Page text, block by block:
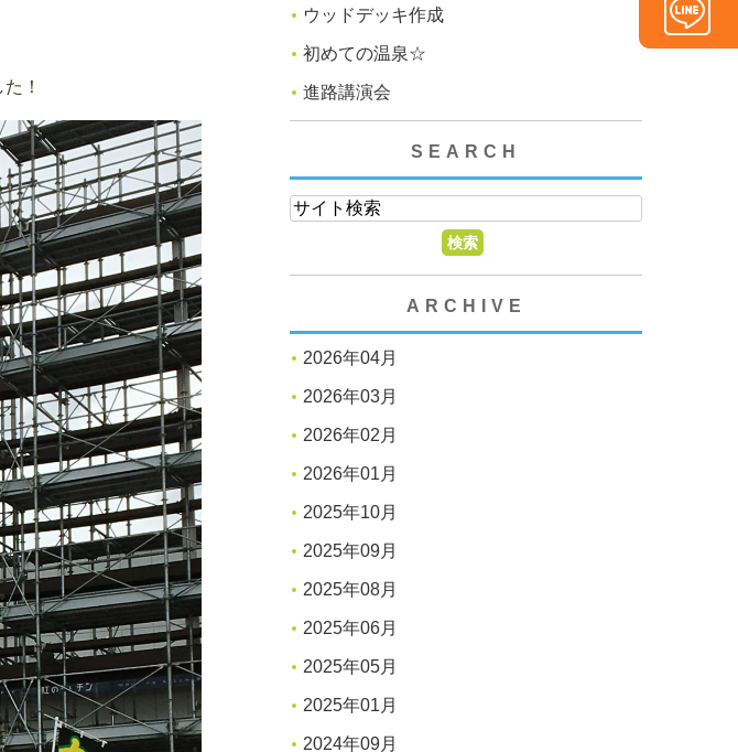
！
ウッドデッキ作成
初めての温泉☆
進路講演会
SEARCH
ARCHIVE
2026年04月
2026年03月
2026年02月
2026年01月
2025年10月
2025年09月
2025年08月
2025年06月
2025年05月
2025年01月
2024年09月